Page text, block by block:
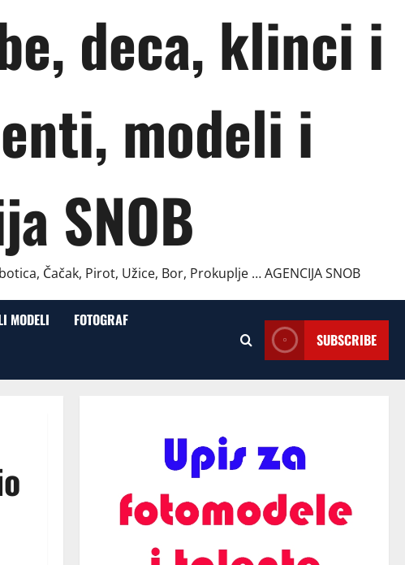
deca, klinci i
modeli i
SNOB
Čačak, Pirot, Užice, Bor, Prokuplje … AGENCIJA SNOB
MODELI FOTOGRAF
SUBSCRIBE